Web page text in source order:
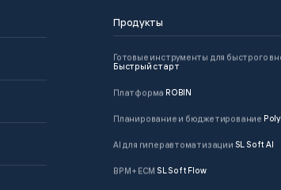
Продукты
Готовые инструменты для быстрого
Быстрый старт
Платформа ROBIN
Планирование и бюджетирование
AI для гиперавтоматизации SL Soft AI
BPM + ECM SL Soft Flow